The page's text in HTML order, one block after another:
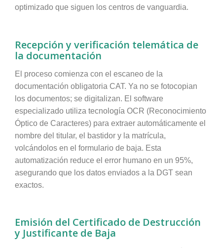
optimizado que siguen los centros de vanguardia.
Recepción y verificación telemática de
la documentación
El proceso comienza con el escaneo de la
documentación obligatoria CAT. Ya no se fotocopian
los documentos; se digitalizan. El software
especializado utiliza tecnología OCR (Reconocimiento
Óptico de Caracteres) para extraer automáticamente el
nombre del titular, el bastidor y la matrícula,
volcándolos en el formulario de baja. Esta
automatización reduce el error humano en un 95%,
asegurando que los datos enviados a la DGT sean
exactos.
Emisión del Certificado de Destrucción
y Justificante de Baja